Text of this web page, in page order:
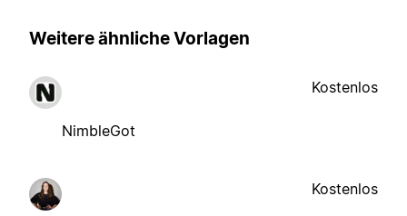
Weitere ähnliche Vorlagen
NimbleGot
Kostenlos
Kostenlos